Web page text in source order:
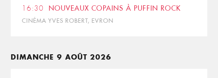
16:30 NOUVEAUX COPAINS À PUFFIN ROCK
CINÉMA YVES ROBERT, EVRON
DIMANCHE 9 AOÛT 2026